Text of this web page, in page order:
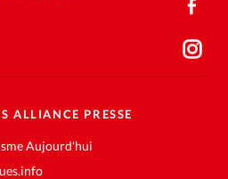
ALLIANCE PRESSE
Aujourd'hui